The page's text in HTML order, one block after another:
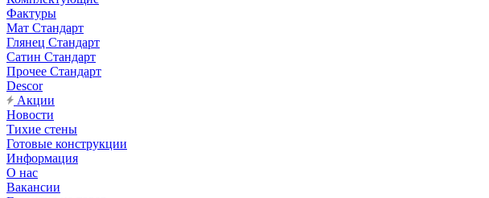
Фактуры
Мат Стандарт
Глянец Стандарт
Сатин Стандарт
Прочее Стандарт
Descor
Акции
Новости
Тихие стены
Готовые конструкции
Информация
О нас
Вакансии